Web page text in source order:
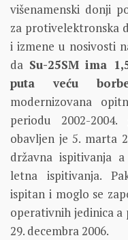
višenamenski donji
za protivelektronska
i izmene u nosivosti
da Su-25SM ima
puta veću
modernizovana
periodu 2002-
obavljen je 5. marta
državna ispitivanja
letna ispitivanja.
ispitan i moglo se
operativnih jedinica a
29. decembra 2006.